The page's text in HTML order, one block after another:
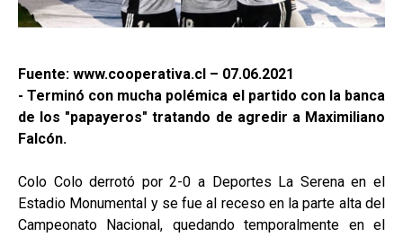
Fuente: www.cooperativa.cl – 07.06.2021
- Terminó con mucha polémica el partido con la banca
de los "papayeros" tratando de agredir a Maximiliano
Falcón.
Colo Colo derrotó por 2-0 a Deportes La Serena en el
Estadio Monumental y se fue al receso en la parte alta del
Campeonato Nacional, quedando temporalmente en el